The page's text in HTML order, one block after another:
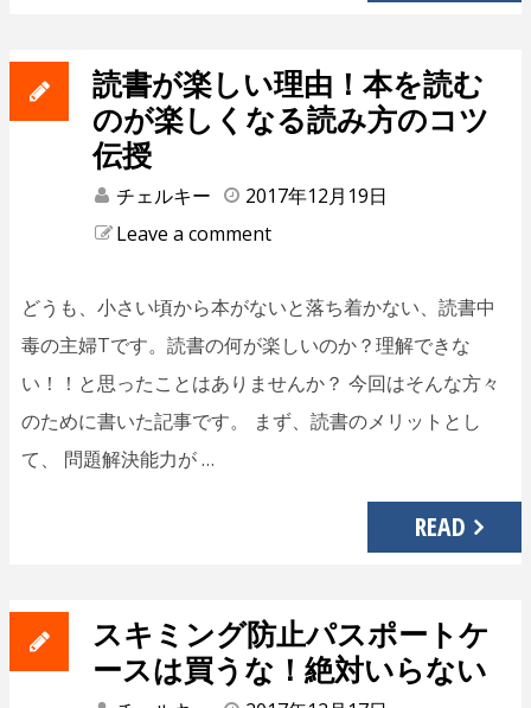
読書が楽しい理由！本を読む
のが楽しくなる読み方のコツ
伝授
チェルキー
2017年12月19日
Leave a comment
どうも、小さい頃から本がないと落ち着かない、読書中
毒の主婦Tです。読書の何が楽しいのか？理解できな
い！！と思ったことはありませんか？ 今回はそんな方々
のために書いた記事です。 まず、読書のメリットとし
て、 問題解決能力が …
READ
スキミング防止パスポートケ
ースは買うな！絶対いらない